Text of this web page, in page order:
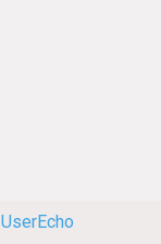
UserEcho